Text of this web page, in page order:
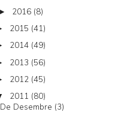
► 2016 (8)
2015 (41)
2014 (49)
2013 (56)
2012 (45)
2011 (80)
De Desembre (3)